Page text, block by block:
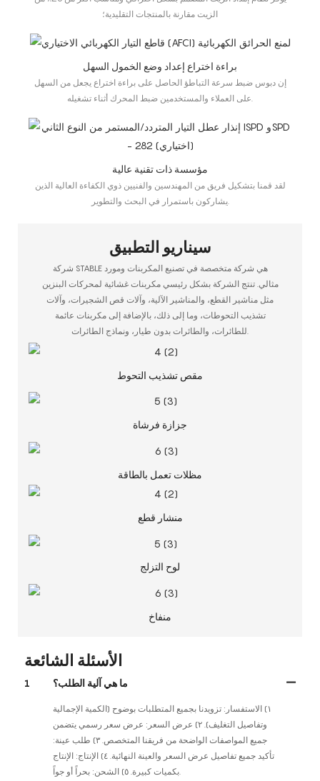
الزيت مقارنة بالمنتجات التقليدية؛
براءة اختراع إعداد وضع الخمول السهل
إن دبوس ضبط سرعة التباطؤ الحاصل على براءة اختراع يجعل من السهل
على العملاء والمستخدمين ضبط المحرك أثناء تشغيله.
مؤسسة ذات تقنية عالية
لقد قمنا بتشكيل فريق من المهندسين والفنيين ذوي الكفاءة العالية الذين
يشاركون باستمرار في البحث والتطوير.
سيناريو التطبيق
شركة STABLE هي شركة متخصصة في تصنيع المكربنات ومورد
مثالي. تنتج الشركة بشكل رئيسي مكربنات غشائية لمحركات البنزين
مثل مناشير القطع، والمناشير الآلية، وآلات قص الشجيرات، وآلات
تشذيب التحوطات، وما إلى ذلك، بالإضافة إلى مكربنات عائمة
للطائرات، والطائرات بدون طيار، ونماذج الطائرات.
مقص تشذيب التحوط
جزازة فرشاة
مظلات تعمل بالطاقة
منشار قطع
لوح التزلج
منفاخ
الأسئلة الشائعة
1 ما هي آلية الطلب؟
١) الاستفسار: تزويدنا بجميع المتطلبات بوضوح (الكمية الإجمالية
وتفاصيل التغليف). ٢) عرض السعر: عرض سعر رسمي يتضمن
جميع المواصفات الواضحة من فريقنا المتخصص. ٣) طلب عينة:
تأكيد جميع تفاصيل عرض السعر والعينة النهائية. ٤) الإنتاج: الإنتاج
بكميات كبيرة. ٥) الشحن: بحراً أو جواً.